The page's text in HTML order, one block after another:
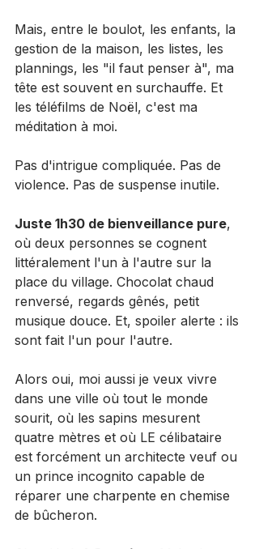
Mais, entre le boulot, les enfants, la
gestion de la maison, les listes, les
plannings, les "il faut penser à", ma
tête est souvent en surchauffe. Et
les téléfilms de Noël, c'est ma
méditation à moi.
Pas d'intrigue compliquée. Pas de
violence. Pas de suspense inutile.
Juste 1h30 de bienveillance pure,
où deux personnes se cognent
littéralement l'un à l'autre sur la
place du village. Chocolat chaud
renversé, regards gênés, petit
musique douce. Et, spoiler alerte : ils
sont fait l'un pour l'autre.
Alors oui, moi aussi je veux vivre
dans une ville où tout le monde
sourit, où les sapins mesurent
quatre mètres et où LE célibataire
est forcément un architecte veuf ou
un prince incognito capable de
réparer une charpente en chemise
de bûcheron.